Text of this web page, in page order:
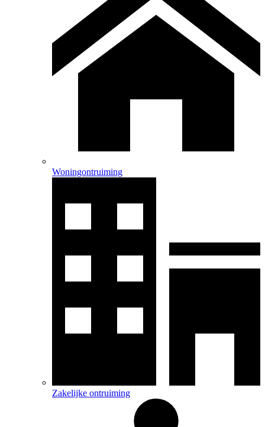
Woningontruiming
Zakelijke ontruiming